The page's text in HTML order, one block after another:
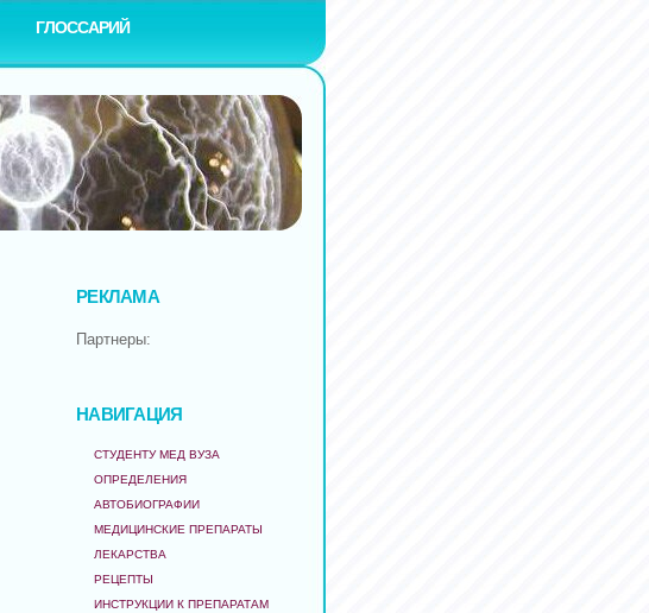
ГЛОССАРИЙ
РЕКЛАМА
Партнеры:
НАВИГАЦИЯ
СТУДЕНТУ МЕД ВУЗА
ОПРЕДЕЛЕНИЯ
АВТОБИОГРАФИИ
МЕДИЦИНСКИЕ ПРЕПАРАТЫ
ЛЕКАРСТВА
РЕЦЕПТЫ
ИНСТРУКЦИИ К ПРЕПАРАТАМ